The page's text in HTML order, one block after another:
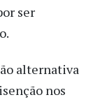
ser
alternativa
nos